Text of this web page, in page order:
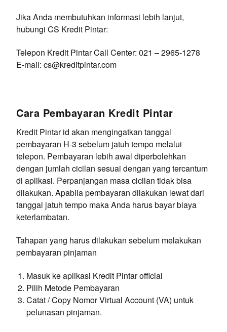
Jika Anda membutuhkan informasi lebih lanjut,
hubungi CS Kredit Pintar:
Telepon Kredit Pintar Call Center: 021 – 2965-1278
E-mail: cs@kreditpintar.com
Cara Pembayaran Kredit Pintar
Kredit Pintar id akan mengingatkan tanggal
pembayaran H-3 sebelum jatuh tempo melalui
telepon. Pembayaran lebih awal diperbolehkan
dengan jumlah cicilan sesuai dengan yang tercantum
di aplikasi. Perpanjangan masa cicilan tidak bisa
dilakukan. Apabila pembayaran dilakukan lewat dari
tanggal jatuh tempo maka Anda harus bayar biaya
keterlambatan.
Tahapan yang harus dilakukan sebelum melakukan
pembayaran pinjaman
Masuk ke aplikasi Kredit Pintar official
Pilih Metode Pembayaran
Catat / Copy Nomor Virtual Account (VA) untuk
pelunasan pinjaman.